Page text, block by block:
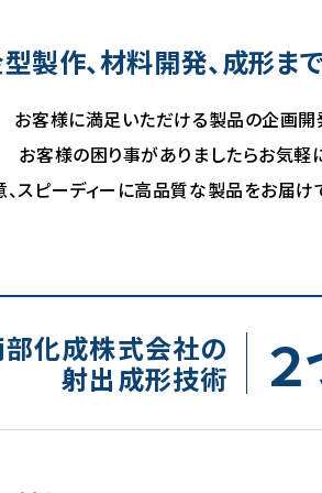
製作、材料開発、成形ま
お客様に満足いただける製品の企画開
お客様の困り事がありましたらお気軽
スピーディーに高品質な製品をお届け
化成株式会社の
射出成形技術